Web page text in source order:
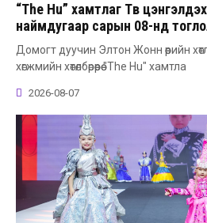
“The Hu” хамтлаг Төв
наймдугаар сарын 08-нд
Домогт дуучин Элтон Жонн өөрийн
хөгжмийн хөтөлбөрөөрөө "The Hu" хамтла
2026-08-07